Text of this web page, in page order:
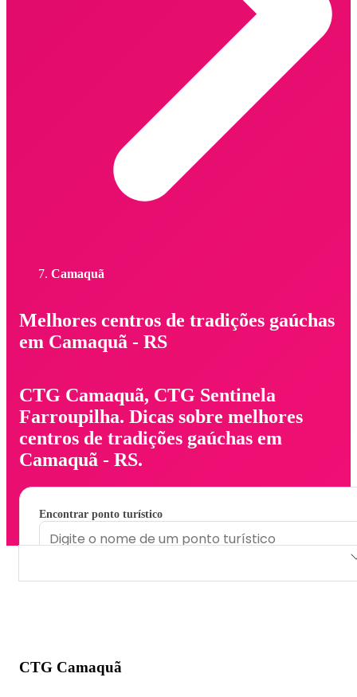
Camaquã
Melhores centros de tradições gaúchas
em Camaquã - RS
CTG Camaquã, CTG Sentinela
Farroupilha. Dicas sobre melhores
centros de tradições gaúchas em
Camaquã - RS.
Encontrar ponto turístico
CTG Camaquã